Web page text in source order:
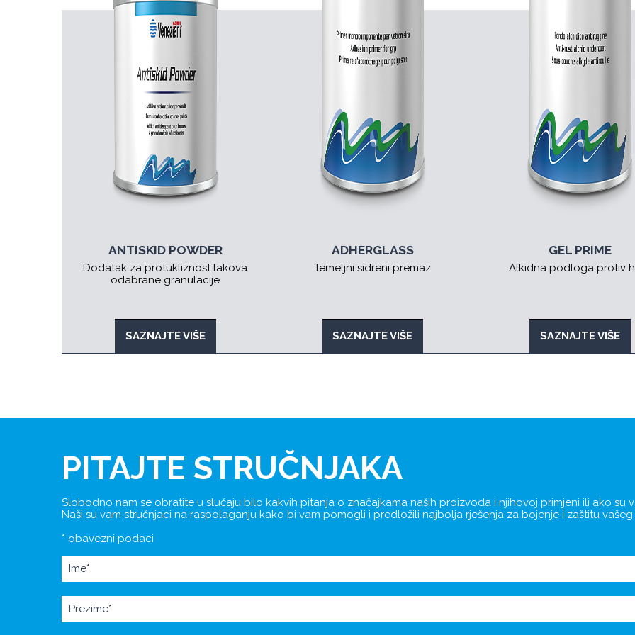
ANTISKID POWDER
Dodatak za protukliznost lakova
odabrane granulacije
SAZNAJTE VIŠE
ADHERGLASS
Temeljni sidreni premaz
SAZNAJTE VIŠE
GEL PRIME
Alkidna podloga protiv
SAZNAJTE VIŠE
PITAJTE STRUČNJAKA
Slobodno nam se obratite u slučaju bilo kakvih pitanja o značajkama naših proizvoda i njihovoj primjeni ili ako
Naši su vam stručnjaci na raspolaganju kako bi vam pomogli i predložili najbolja rješenja za bojenje i zaštitu
* obavezni podaci